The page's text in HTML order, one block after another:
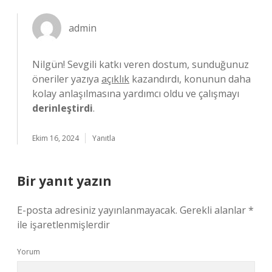
admin
Nilgün! Sevgili katkı veren dostum, sunduğunuz
öneriler yazıya açıklık kazandırdı, konunun daha
kolay anlaşılmasına yardımcı oldu ve çalışmayı
derinleştirdi.
Ekim 16, 2024 Yanıtla
Bir yanıt yazın
E-posta adresiniz yayınlanmayacak. Gerekli alanlar*
ile işaretlenmişlerdir
Yorum